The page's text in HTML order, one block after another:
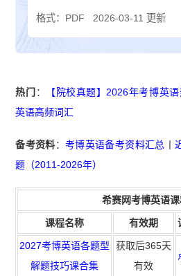
格式：PDF 2026-03-11 更新
热门 ： 【院校真题】2026年考博英
英语高频词汇
备考资料：考博英语备考资料汇总
题（2011-2026年）
希赛网考博英语
课程名称 有效期
2027考博英语各题型
解题技巧课合集
获取后365天
有效